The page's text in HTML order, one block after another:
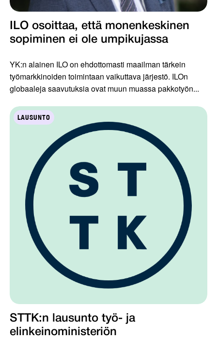
ILO osoittaa, että monenkeskinen
sopiminen ei ole umpikujassa
YK:n alainen ILO on ehdottomasti maailman tärkein
työmarkkinoiden toimintaan vaikuttava järjestö. ILOn
globaaleja saavutuksia ovat muun muassa pakkotyön...
LAUSUNTO
STTK:n lausunto työ- ja
elinkeinoministeriön